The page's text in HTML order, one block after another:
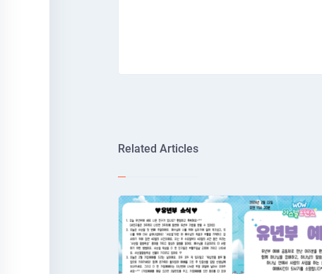
Related Articles